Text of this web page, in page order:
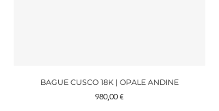
BAGUE CUSCO 18K | OPALE ANDINE
Prix
980,00 €